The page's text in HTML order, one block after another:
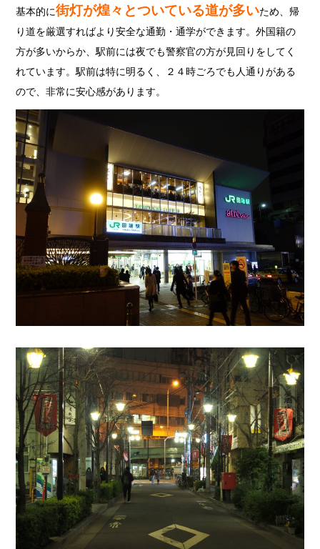
基本的に街灯が煌々とついている道が多いため、帰
り道を厳選すればより安全な通勤・通学ができます。外国籍の
方が多いからか、駅前には夜でも警察官の方が見回りをしてく
れています。駅前は特に明るく、２４時ごろでも人通りがある
ので、非常に安心感があります。